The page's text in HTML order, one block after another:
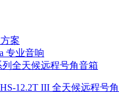
案
专业音响
列全天候远程号角音箱